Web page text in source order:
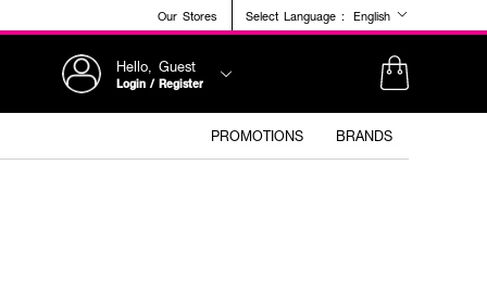
Our Stores Select Language : English
Hello, Guest
Login / Register
PROMOTIONS BRANDS